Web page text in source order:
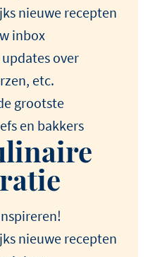
nieuwe recepten
inbox
over
etc.
grootste
en bakkers
nieuwe recepten